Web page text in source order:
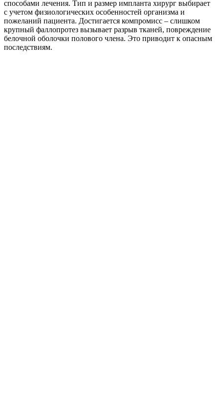
способами лечения. Тип и размер импланта хирург выбирает
с учетом физиологических особенностей организма и
пожеланий пациента. Достигается компромисс – слишком
крупный фаллопротез вызывает разрыв тканей, повреждение
белочной оболочки полового члена. Это приводит к опасным
последствиям.